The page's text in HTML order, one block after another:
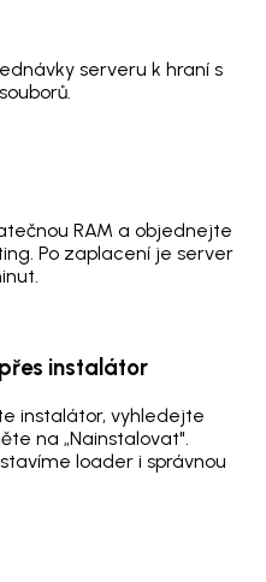
serveru k hraní s
RAM a objednejte
Po zaplacení je server
instalátor
instalátor, vyhledejte
na „Nainstalovat".
loader i správnou